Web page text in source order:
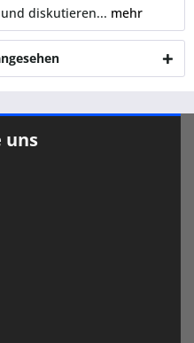
diskutieren... mehr
uns